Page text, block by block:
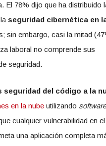
El 78% dijo que ha distribuido
seguridad cibernética en
sin embargo, casi la mitad
laboral no comprende sus
seguridad.
seguridad del código a la
en la nube utilizando software
cualquier vulnerabilidad en
una aplicación completa